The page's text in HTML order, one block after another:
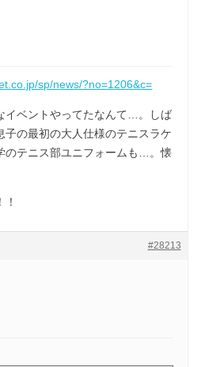
sp/news/?no=1206&c=
イベントやってたなんて…。しば
子の最初の大人仕様のテニスラケ
のテニス部ユニフォームも…。懐
#28213